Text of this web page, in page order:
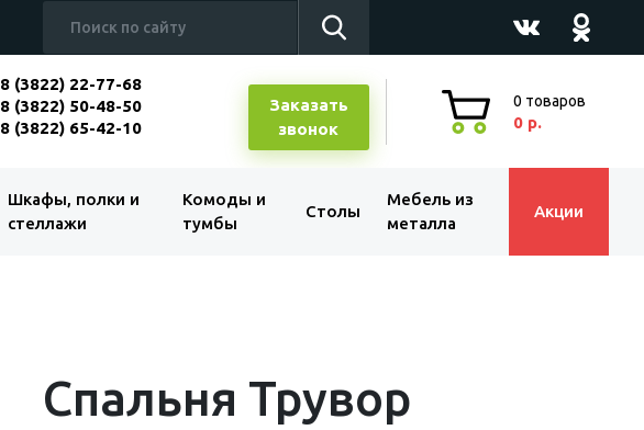
8 (3822) 22-77-68
8 (3822) 50-48-50
8 (3822) 65-42-10
Заказать
звонок
0 товаров
0 р.
Шкафы, полки и
стеллажи
Комоды и
тумбы
Столы
Мебель из
металла
Акции
Спальня Трувор